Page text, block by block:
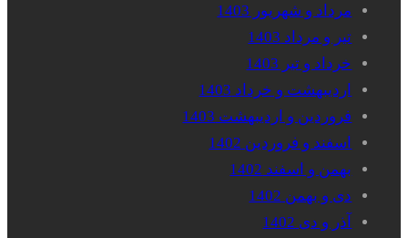
مرداد و شهریور 1403
تیر و مرداد 1403
خرداد و تیر 1403
اردیبهشت و خرداد 1403
فروردین و اردیبهشت 1403
اسفند و فروردین 1402
بهمن و اسفند 1402
دی و بهمن 1402
آذر و دی 1402